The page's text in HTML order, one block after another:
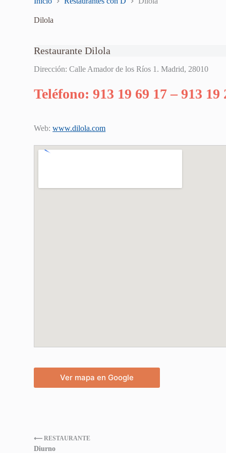
Dilola
Restaurante Dilola
Dirección: Calle Amador de los Ríos 1. Madrid, 28010
Teléfono: 913 19 69 17 – 913 19
Web:www.dilola.com
Ver mapa en Google
⟵ RESTAURANTE
Diurno